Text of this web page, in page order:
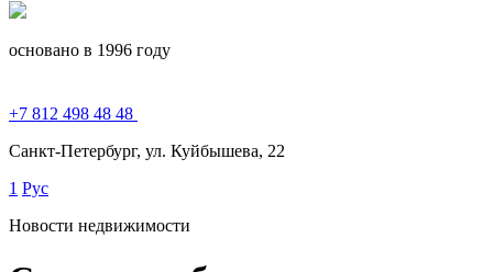
основано в 1996 году
+7 812 498 48 48
Санкт-Петербург, ул. Куйбышева, 22
1 Рус
Новости недвижимости